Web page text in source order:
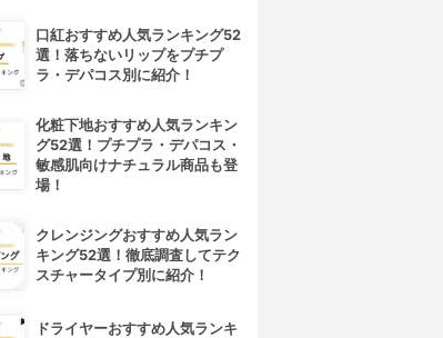
口紅おすすめ人気ランキング52
選！落ちないリップをプチプ
ラ・デパコス別に紹介！
化粧下地おすすめ人気ランキン
グ52選！プチプラ・デパコス・
敏感肌向けナチュラル商品も登
場！
クレンジングおすすめ人気ラン
キング52選！徹底調査してテク
スチャータイプ別に紹介！
ドライヤーおすすめ人気ランキ